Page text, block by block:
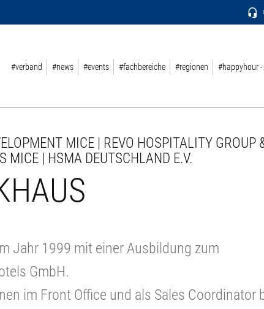
#verband #news #events #fachbereiche #regionen #happyhour
MICE | REVO HOSPITALITY GROUP
MICE | HSMA DEUTSCHLAND E.V.
Jahr 1999 mit einer Ausbildung zum
GmbH.
im Front Office und als Sales Coordinator